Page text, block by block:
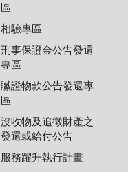
區
相驗專區
刑事保證金公告發還
專區
贓證物款公告發還專
區
沒收物及追徵財產之
發還或給付公告
服務躍升執行計畫